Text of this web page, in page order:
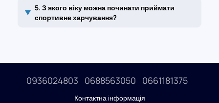
5. З якого віку можна починати приймати
спортивне харчування?
0936024803 0688563050 0661181375
Контактна інформація